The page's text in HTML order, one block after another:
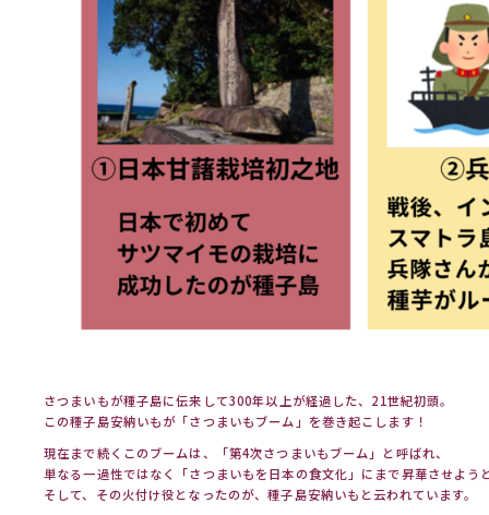
さつまいもが種子島に伝来して300年以上が経過した、21世紀初頭。
この種子島安納いもが「さつまいもブーム」を巻き起こします！
現在まで続くこのブームは、「第4次さつまいもブーム」と呼ばれ、
単なる一過性ではなく「さつまいもを日本の食文化」にまで昇華させよう
そして、その火付け役となったのが、種子島安納いもと云われています。